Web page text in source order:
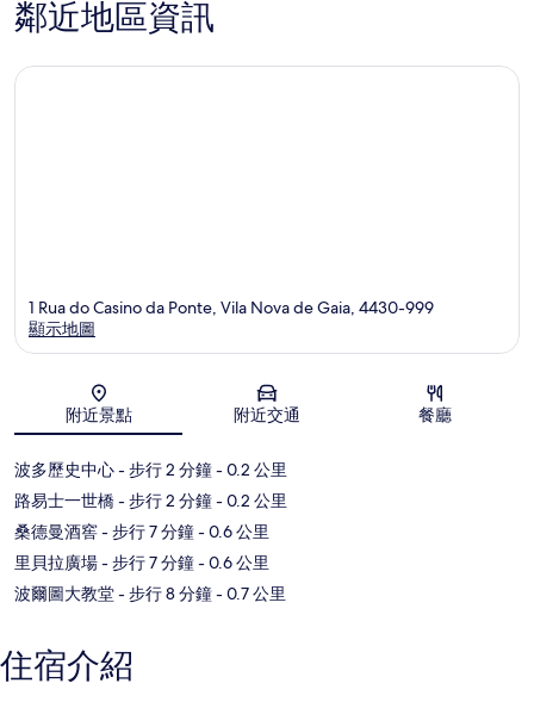
鄰近地區資訊
地圖
1 Rua do Casino da Ponte, Vila Nova de Gaia, 4430-999
顯示地圖
附近景點 附近交通 餐廳
波多歷史中心- 步行 2 分鐘- 0.2 公里
路易士一世橋- 步行 2 分鐘- 0.2 公里
桑德曼酒窖- 步行 7 分鐘- 0.6 公里
里貝拉廣場- 步行 7 分鐘- 0.6 公里
波爾圖大教堂- 步行 8 分鐘- 0.7 公里
住宿介紹